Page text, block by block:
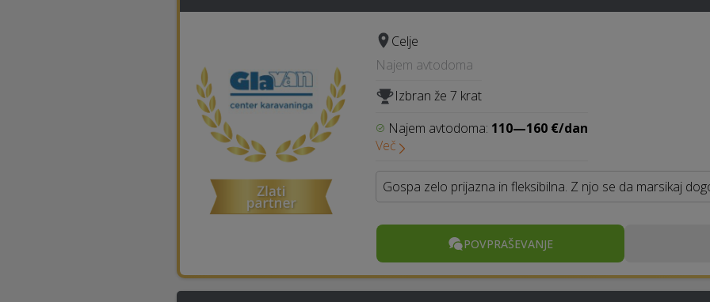
Celje
Najem avtodoma
Izbran že 7 krat
Najem avtodoma: 110—160 €/dan
Več
Gospa zelo prijazna in fleksibilna. Z njo se da marsikaj
POVPRAŠEVANJE